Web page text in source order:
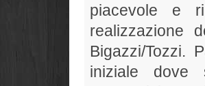
piacevole e
realizzazione
Bigazzi/Tozzi.
iniziale dove